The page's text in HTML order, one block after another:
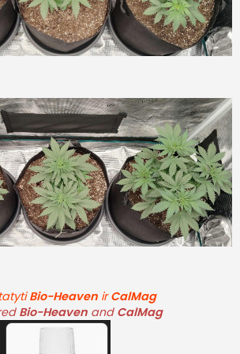
Bio-Heaven irCalMag
Bio-Heaven and CalMag